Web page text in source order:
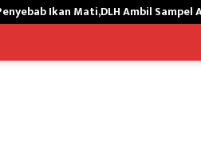
Ambil Sampel Air Kali Way Ratai